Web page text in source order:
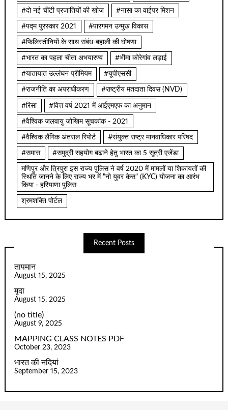
#दो नई चींटी प्रजातियों की खोज #नासा का वाईपर मिशन
#पद्म पुरस्कार 2021 #पारगमन उन्मुख विकास
#फिलिस्तीनियों के साथ संबंध-बहाली की घोषणा
#भारत का पहला चीता अभयारण्य #भीमा कोरेगांव लड़ाई
#यातायात उल्लंघन प्रीमियम #यूपीएससी
#राजनीति का अपराधीकरण #राष्ट्रीय मतदाता दिवस (NVD)
#रिसा #वित्त वर्ष 2021 में आईएमएफ का अनुमान
#वैश्विक जलवायु जोखिम सूचकांक - 2021
#वैश्विक लैंगिक अंतराल रिपोर्ट #संयुक्त राष्ट्र मानवाधिकार परिषद
#समास #समुद्री सहयोग बढ़ाने हेतु भारत का 5 सूत्री एजेंडा
मणिपुर और त्रिपुरा इस राज्य पुलिस ने वर्ष 2020 में मामलों या शिकायतों की
स्थिति जानने के लिए राज्य भर में "नो युवर केस" (KYC) योजना का आरंभ
किया - हरियाणा पुलिस
श्रमशक्ति पोर्टल
Recent Posts
तापमान
August 15, 2025
मृदा
August 15, 2025
(no title)
August 9, 2025
MAPPING CLASS NOTES PDF
October 23, 2023
भारत की नदियां
September 15, 2023